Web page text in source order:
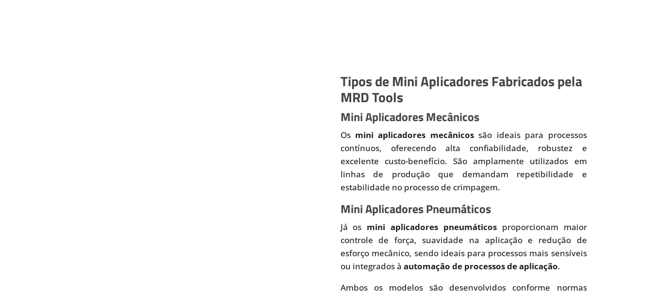
Tipos de Mini Aplicadores Fabricados pela
MRD Tools
Mini Aplicadores Mecânicos
Os mini aplicadores mecânicossão ideais para processos
contínuos, oferecendo alta confiabilidade, robustez e
excelente custo-benefício. São amplamente utilizados em
linhas de produção que demandam repetibilidade e
estabilidade no processo de crimpagem.
Mini Aplicadores Pneumáticos
Já os mini aplicadores pneumáticosproporcionam maior
controle de força, suavidade na aplicação e redução de
esforço mecânico, sendo ideais para processos mais sensíveis
ou integrados à automação de processos de aplicação.
Ambos os modelos são desenvolvidos conforme normas